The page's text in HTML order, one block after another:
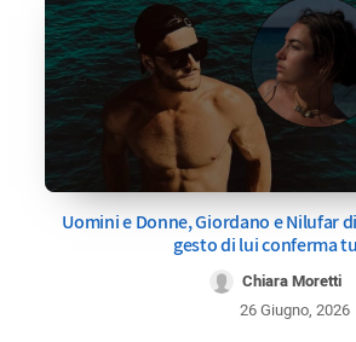
Uomini e Donne, Giordano e Nilufar
gesto di lui conferma
Chiara Moretti
26 Giugno, 2026